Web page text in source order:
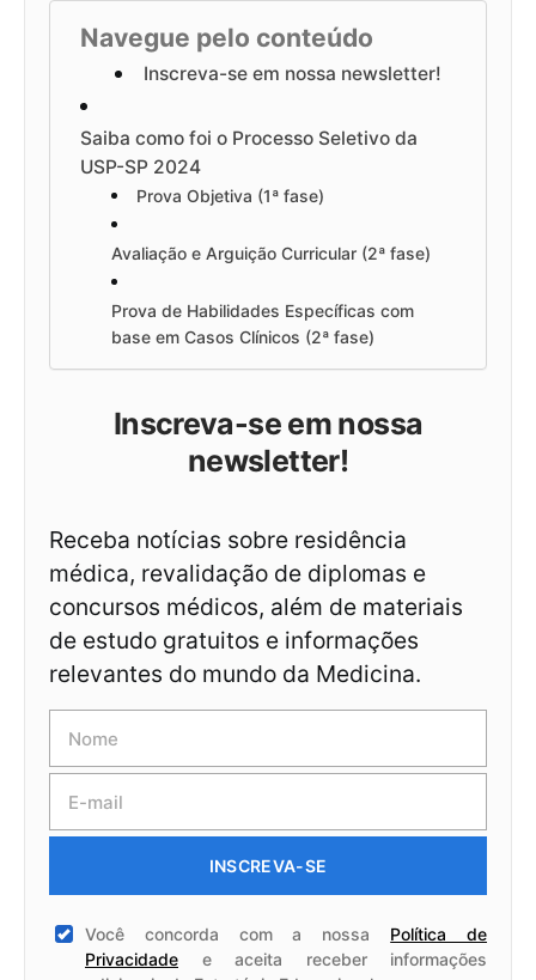
Navegue pelo conteúdo
Inscreva-se em nossa newsletter!
Saiba como foi o Processo Seletivo da
USP-SP 2024
Prova Objetiva (1ª fase)
Avaliação e Arguição Curricular (2ª fase)
Prova de Habilidades Específicas com
base em Casos Clínicos (2ª fase)
Inscreva-se em nossa
newsletter!
Receba notícias sobre residência
médica, revalidação de diplomas e
concursos médicos, além de materiais
de estudo gratuitos e informações
relevantes do mundo da Medicina.
INSCREVA-SE
Você concorda com a nossa Política de
Privacidade e aceita receber informações